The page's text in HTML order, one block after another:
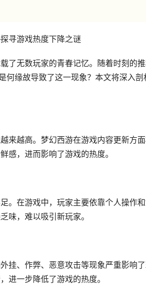
寻游戏热度下降之谜
了无数玩家的青春记忆。随着时刻的
何缘故导致了这一现象？本文将深入
来越高。梦幻西游在游戏内容更新方
感，进而影响了游戏的热度。
。在游戏中，玩家主要依靠个人操作
味，难以吸引新玩家。
挂、作弊、恶意攻击等现象严重影响
进一步降低了游戏的热度。